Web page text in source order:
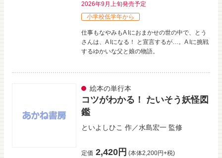
2026年9月上旬発売予定
小学校低学年から
仕事もなやみもA Iにおまかせの世の中で、とう
さんは、A Iになる！ と宣言するが…。A Iに挑戦
するゆかいな父と娘の物語。
絵本の単行本
コツがわかる！ たいそう妖怪図
鑑
といよしひこ 作／水島宏一 監修
定価 2,420円 (本体2,200円+税)